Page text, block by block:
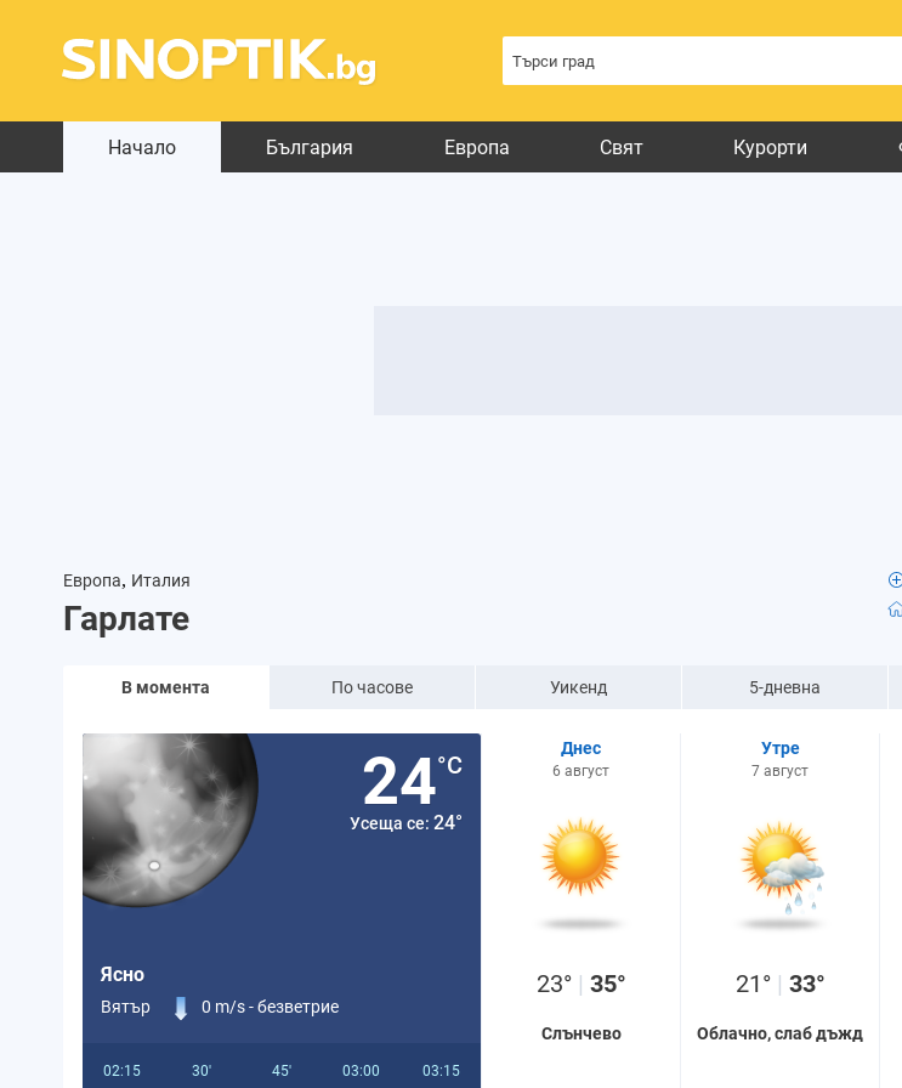
Начало България Европа Свят Курорти
Европа, Италия
Гарлате
В момента По часове Уикенд 5-дневна
24°C
Усеща се: 24°
Ясно
Вятър 0 m/s -безветрие
02:15 30' 45' 03:00 03:15
Днес
6 август
23° | 35°
Слънчево
Утре
7 август
21° | 33°
Облачно, слаб дъжд